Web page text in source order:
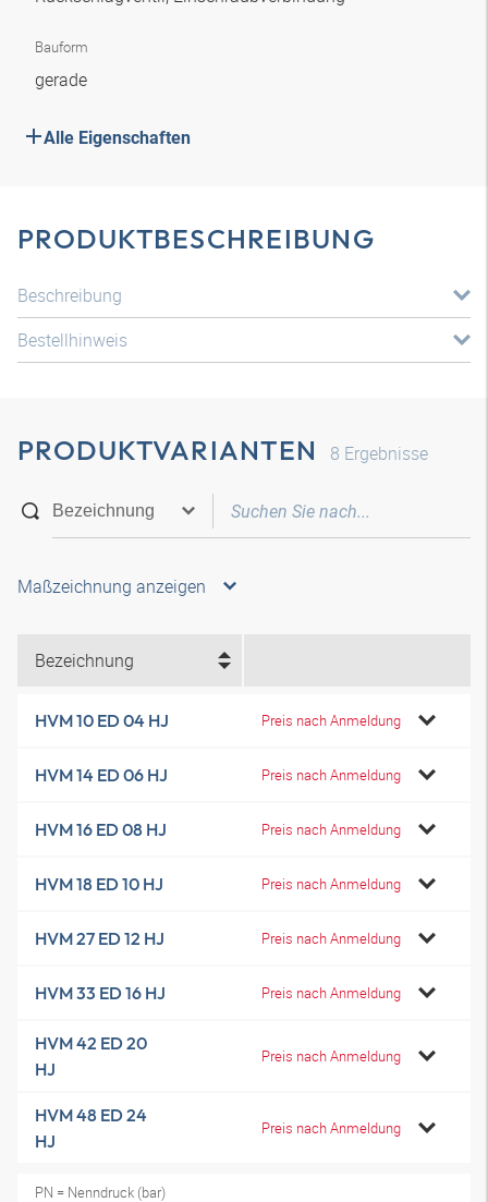
Bauform
gerade
Alle Eigenschaften
PRODUKTBESCHREIBUNG
Beschreibung
Bestellhinweis
PRODUKTVARIANTEN 8 Ergebnisse
Maßzeichnung anzeigen
Bezeichnung
HVM 10 ED 04 HJ Preis nach Anmeldung
HVM 14 ED 06 HJ Preis nach Anmeldung
HVM 16 ED 08 HJ Preis nach Anmeldung
HVM 18 ED 10 HJ Preis nach Anmeldung
HVM 27 ED 12 HJ Preis nach Anmeldung
HVM 33 ED 16 HJ Preis nach Anmeldung
HVM 42 ED 20
HJ
Preis nach Anmeldung
HVM 48 ED 24
HJ
Preis nach Anmeldung
PN = Nenndruck (bar)